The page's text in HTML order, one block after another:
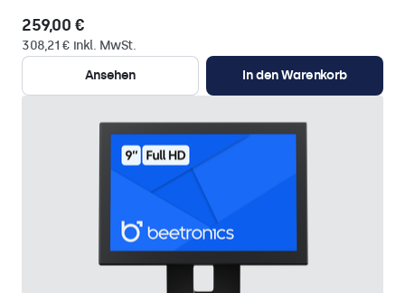
259,00 €
308,21 € inkl. MwSt.
Ansehen
In den Warenkorb